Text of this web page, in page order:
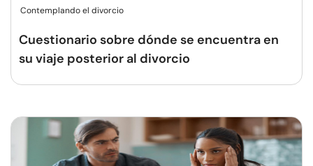
Contemplando el divorcio
Cuestionario sobre dónde se encuentra en
su viaje posterior al divorcio